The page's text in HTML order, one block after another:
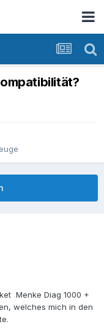
Menke Diag 1000 +
welches mich in den